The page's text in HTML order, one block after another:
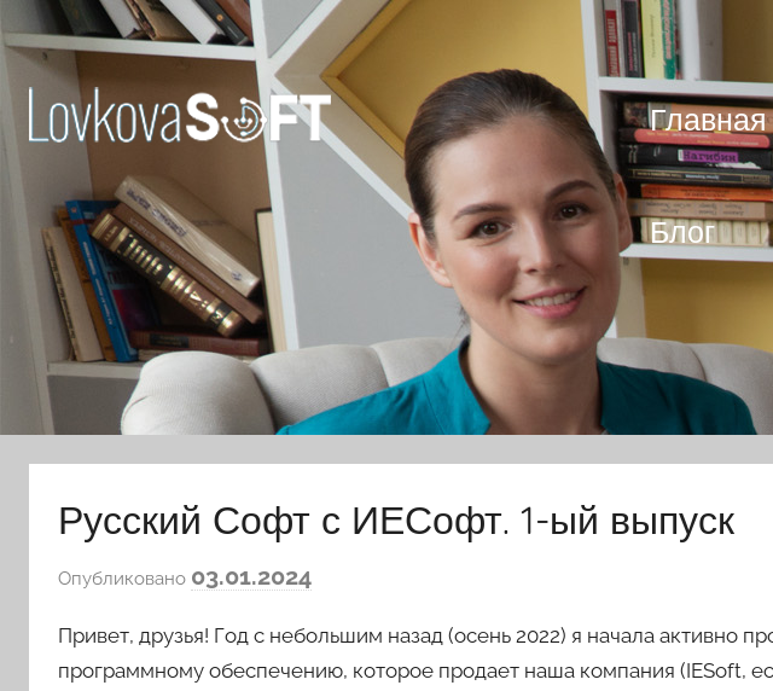
Перейти
к
содержимому
Ловкова
Елена
Юрьевна
Главная
Блог
Русский Софт с ИЕСофт. 1-ый выпуск
Опубликовано 03.01.2024
т
о
Привет, друзья! Год с небольшим назад (осень 2022) я начала активно
программному обеспечению, которое продает наша компания (IESoft,